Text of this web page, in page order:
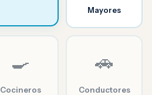
Mayores
🍳
Cocineros
🚗
Conductores